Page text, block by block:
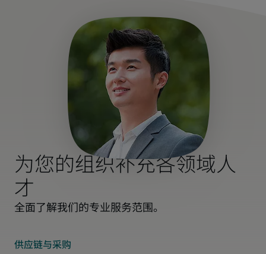
为您的组织补充各领域人
才
全面了解我们的专业服务范围。